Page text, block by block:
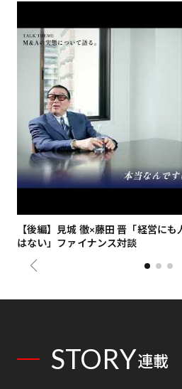
【後編】見城 徹×藤田 晋「経営に
はない」ファイナンス対談
STORY連載